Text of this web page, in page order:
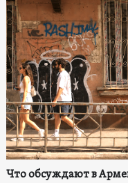
Что обсуждают в